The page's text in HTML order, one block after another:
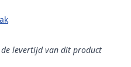
levertijd van dit product